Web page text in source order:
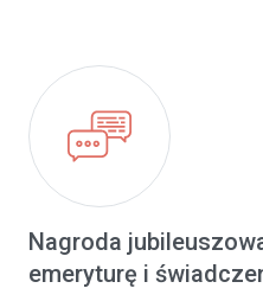
Nagroda
emeryturę i